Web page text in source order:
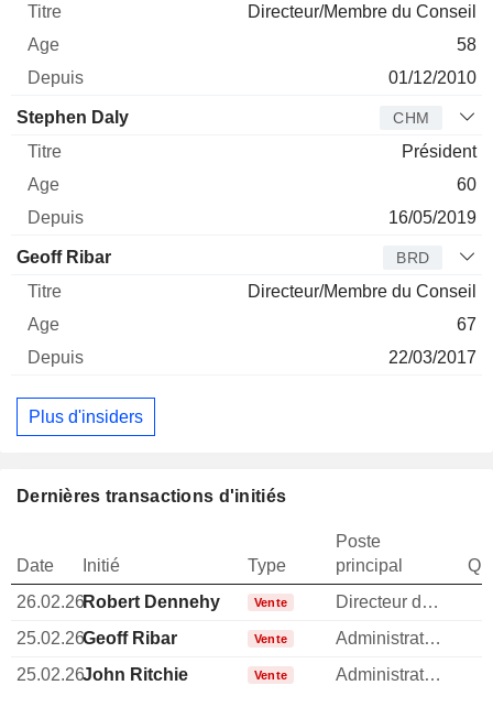
Directeur/Membre du Conseil
58
01/12/2010
Stephen Daly CHM
Président
60
16/05/2019
Geoff Ribar BRD
Directeur/Membre du Conseil
67
22/03/2017
Plus d'insiders
Dernières transactions d'initiés
Date Initié Type
Poste
principal
26.02.26Robert Dennehy Vente Directeur des operations
25.02.26Geoff Ribar Vente Administrateur
25.02.26John Ritchie Vente Administrateur